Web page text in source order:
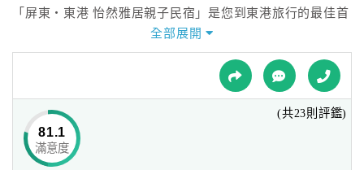
球
網
「屏東‧東港 怡然雅居親子民宿」是您到東港旅行的最佳首
選！壯觀的現代巴洛克風格，民宿管家貼心地規劃點心吧與
庭園式休息區，讓人放鬆旅途的疲憊，享受旅程的愉悅，更
提供免費腳踏車借用，方便您深入探索東港在地人文與自然
美景。屏東東港旅行的您，千萬別錯過「屏東‧東港 怡然雅
居親子民宿」囉！
全部展開
81.1
滿意度
(共23則評鑑)